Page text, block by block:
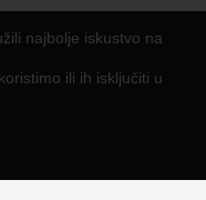
najbolje iskustvo na
ili ih isključiti u